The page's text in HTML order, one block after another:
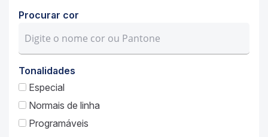
Procurar cor
Tonalidades
Especial
Normais de linha
Programáveis